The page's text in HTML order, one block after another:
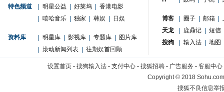
特色频道 明星公益 好莱坞
香港电影
嘻哈音乐 独家 韩娱 日娱
资料库 明星库 影视库 专题库
图片库
滚动新闻列表 往期娱首回顾
博客 圈子 邮箱
天龙
鹿鼎记
短信
搜狗
输入法 地图
设置首页 - 搜狗输入法 - 支付中心 - 搜狐招聘 - 广告服务 - 客服中心
Copyright©2018
搜狐不良信息举